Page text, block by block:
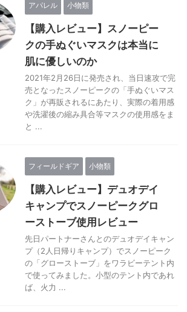
アパレル 小物類
【購入レビュー】スノーピー
クの手ぬぐいマスクは本当に
肌に優しいのか
2021年2月26日に発売され、当日速攻で完
売となったスノーピークの「手ぬぐいマス
ク」が再販されるにあたり、実際の着用感
や洗濯後の縮み具合等マスクの使用感をま
と ...
フィールドギア 小物類
【購入レビュー】デュオデイ
キャンプでスノーピークグロ
ーストーブ使用レビュー
先日パートナーさんとのデュオデイキャン
プ（2人日帰りキャンプ）でスノーピーク
の「グローストーブ」をワラビーテント内
で使ってみました。小型のテント内であれ
ば、火力 ...